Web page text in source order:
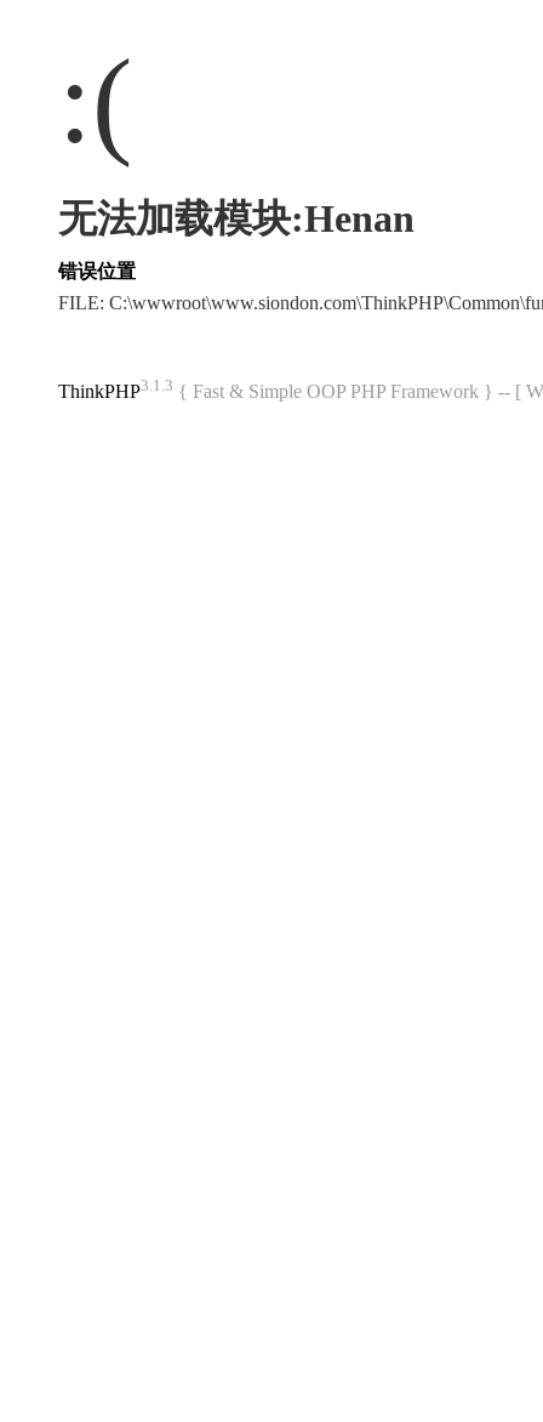
:(
无法加载模块:Henan
错误位置
FILE:
ThinkPHP3.1.3 { Fast & Simple OOP PHP Framework } -- [